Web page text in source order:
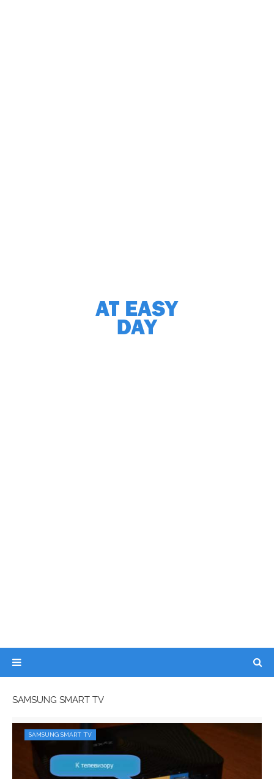
SAMSUNG SMART TV
SAMSUNG SMART TV